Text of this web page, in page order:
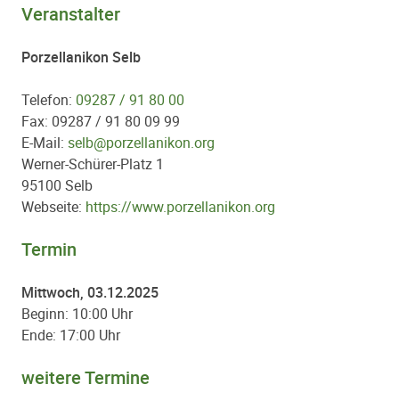
Veranstalter
Porzellanikon Selb
Telefon: 09287 / 91 80 00
Fax: 09287 / 91 80 09 99
E-Mail: selb@porzellanikon.org
Werner-Schürer-Platz 1
95100 Selb
Webseite: https://www.porzellanikon.org
Termin
Mittwoch, 03.12.2025
Beginn: 10:00 Uhr
Ende: 17:00 Uhr
weitere Termine